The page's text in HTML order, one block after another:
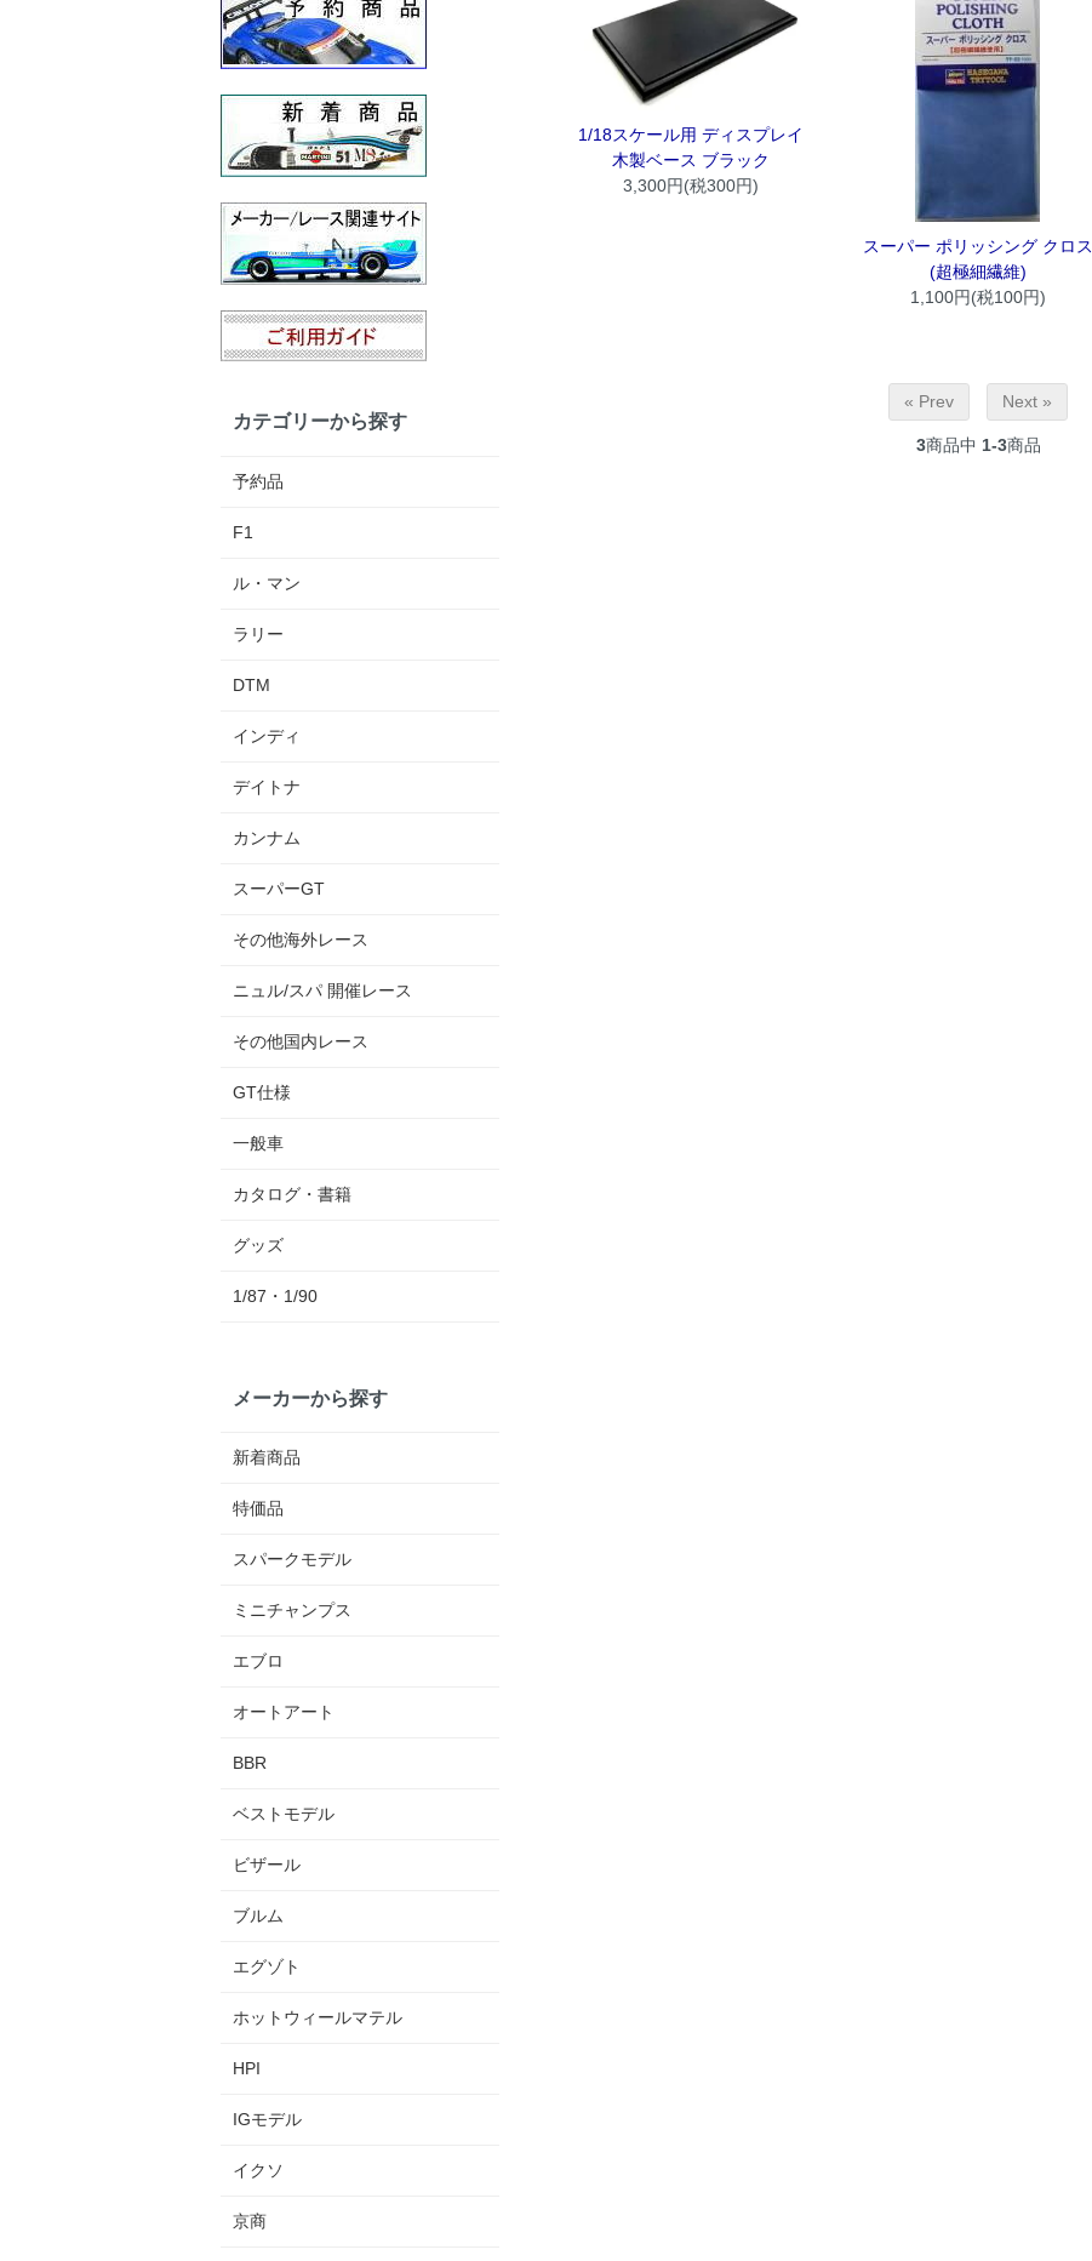
1/18スケール用 ディスプレイ
木製ベース ブラック
3,300円(税300円)
スーパー ポリッシング クロス
(超極細繊維)
1,100円(税100円)
« Prev Next »
3商品中 1-3商品
カテゴリーから探す
予約品
F1
ル・マン
ラリー
DTM
インディ
デイトナ
カンナム
スーパーGT
その他海外レース
ニュル/スパ 開催レース
その他国内レース
GT仕様
一般車
カタログ・書籍
グッズ
1/87・1/90
メーカーから探す
新着商品
特価品
スパークモデル
ミニチャンプス
エブロ
オートアート
BBR
ベストモデル
ビザール
ブルム
エグゾト
ホットウィールマテル
HPI
IGモデル
イクソ
京商